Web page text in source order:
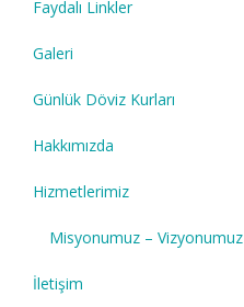
Faydalı Linkler
Galeri
Günlük Döviz Kurları
Hakkımızda
Hizmetlerimiz
Misyonumuz – Vizyonumuz
İletişim